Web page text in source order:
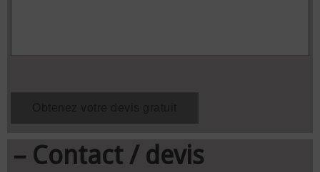
– Contact / devis